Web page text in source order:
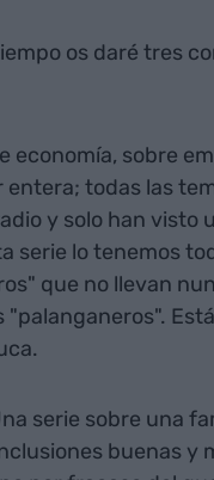
os daré tres
economía, sobre
entera; todas las
y solo han visto
serie lo tenemos
que no llevan
"palanganeros".
serie sobre una
buenas y